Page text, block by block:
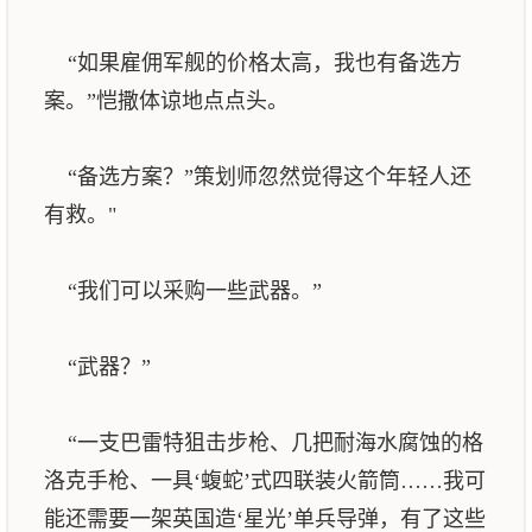
“如果雇佣军舰的价格太高，我也有备选方
案。”恺撒体谅地点点头。
“备选方案？”策划师忽然觉得这个年轻人还
有救。"
“我们可以采购一些武器。”
“武器？”
“一支巴雷特狙击步枪、几把耐海水腐蚀的格
洛克手枪、一具‘蝮蛇’式四联装火箭筒……我可
能还需要一架英国造‘星光’单兵导弹，有了这些